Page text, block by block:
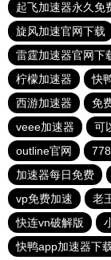
起飞加速器永久免
旋风加速官网下载
雷霆加速器官网下
柠檬加速器
快
西游加速器
免
veee加速器
可
outline官网
加速器每日免费
vp免费加速
老
快连vn破解版
快鸭app加速器下